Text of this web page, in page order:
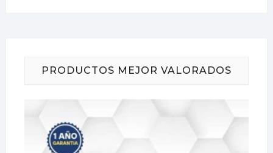
PRODUCTOS MEJOR VALORADOS